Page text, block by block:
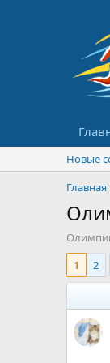
Новые
Главная
1
2